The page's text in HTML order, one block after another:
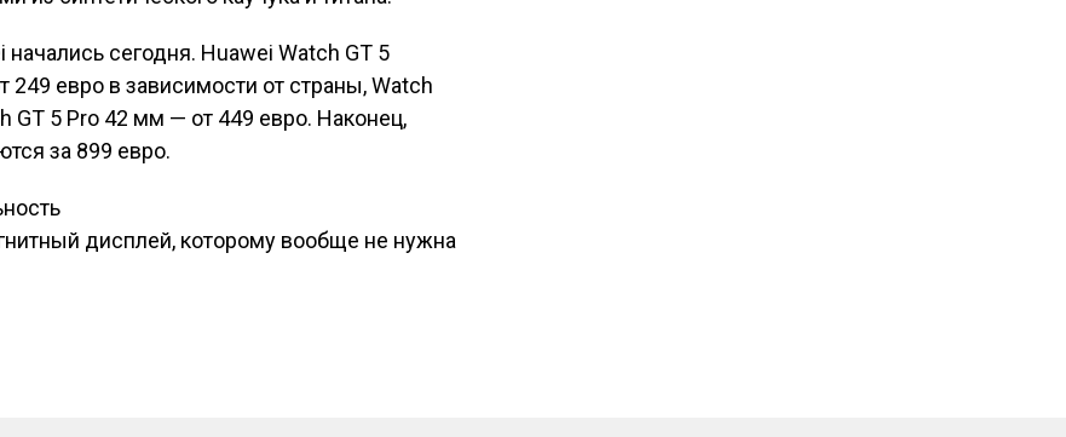
сегодня. Huawei Watch GT 5
249 евро в зависимости от страны, Watch
GT 5 Pro 42 мм — от 449 евро. Наконец,
за 899 евро.
дисплей, которому вообще не нужна